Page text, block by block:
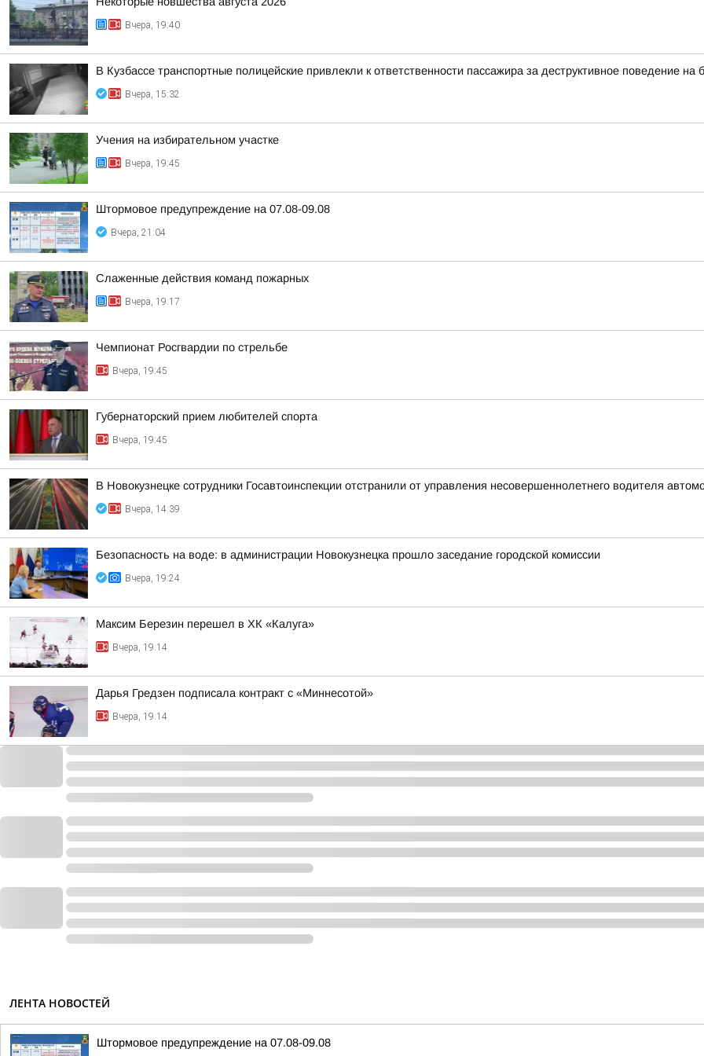
Вчера, 19:40
В Кузбассе транспортные полицейские привлекли к ответственности пассажира за деструктивное поведение на
Вчера, 15:32
Учения на избирательном участке
Вчера, 19:45
Штормовое предупреждение на 07.08-09.08
Вчера, 21:04
Слаженные действия команд пожарных
Вчера, 19:17
Чемпионат Росгвардии по стрельбе
Вчера, 19:45
Губернаторский прием любителей спорта
Вчера, 19:45
В Новокузнецке сотрудники Госавтоинспекции отстранили от управления несовершеннолетнего водителя
Вчера, 14:39
Безопасность на воде: в администрации Новокузнецка прошло заседание городской комиссии
Вчера, 19:24
Максим Березин перешел в ХК «Калуга»
Вчера, 19:14
Дарья Гредзен подписала контракт с «Миннесотой»
Вчера, 19:14
ЛЕНТА НОВОСТЕЙ
Штормовое предупреждение на 07.08-09.08